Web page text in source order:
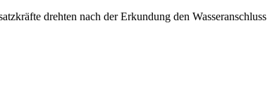
drehten nach der Erkundung den Wasseranschluss